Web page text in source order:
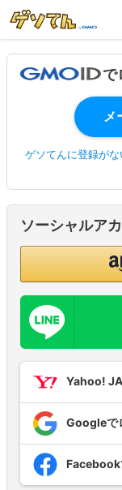
で
ゲソてんに登録が
ソーシャルア
Yahoo!
Googleで
Facebook